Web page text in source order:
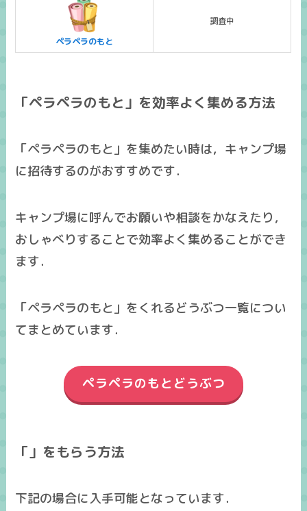
ペラペラのもと
調査中
「ペラペラのもと」を効率よく集める方法
「ペラペラのもと」を集めたい時は，キャンプ場
に招待するのがおすすめです．
キャンプ場に呼んでお願いや相談をかなえたり，
おしゃべりすることで効率よく集めることができ
ます．
「ペラペラのもと」をくれるどうぶつ一覧につい
てまとめています．
ペラペラのもとどうぶつ
「」をもらう方法
下記の場合に入手可能となっています．